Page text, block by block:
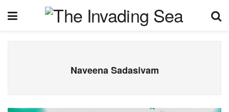
Naveena Sadasivam